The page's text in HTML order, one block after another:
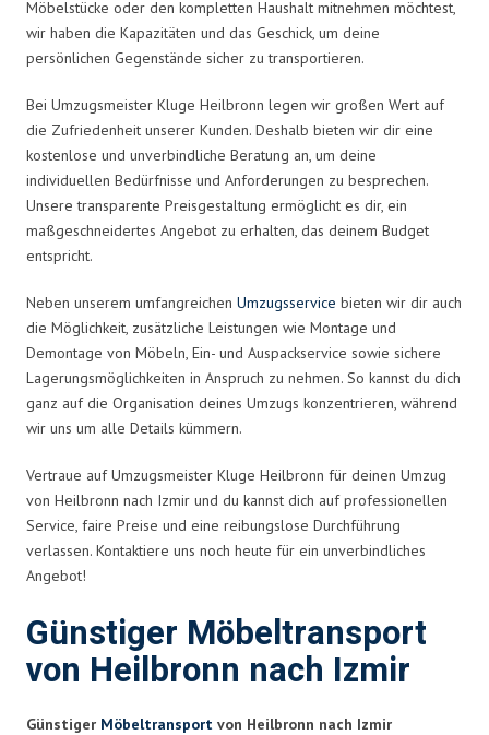
Möbelstücke oder den kompletten Haushalt mitnehmen möchtest,
wir haben die Kapazitäten und das Geschick, um deine
persönlichen Gegenstände sicher zu transportieren.
Bei Umzugsmeister Kluge Heilbronn legen wir großen Wert auf
die Zufriedenheit unserer Kunden. Deshalb bieten wir dir eine
kostenlose und unverbindliche Beratung an, um deine
individuellen Bedürfnisse und Anforderungen zu besprechen.
Unsere transparente Preisgestaltung ermöglicht es dir, ein
maßgeschneidertes Angebot zu erhalten, das deinem Budget
entspricht.
Neben unserem umfangreichen Umzugsservice bieten wir dir auch
die Möglichkeit, zusätzliche Leistungen wie Montage und
Demontage von Möbeln, Ein- und Auspackservice sowie sichere
Lagerungsmöglichkeiten in Anspruch zu nehmen. So kannst du dich
ganz auf die Organisation deines Umzugs konzentrieren, während
wir uns um alle Details kümmern.
Vertraue auf Umzugsmeister Kluge Heilbronn für deinen Umzug
von Heilbronn nach Izmir und du kannst dich auf professionellen
Service, faire Preise und eine reibungslose Durchführung
verlassen. Kontaktiere uns noch heute für ein unverbindliches
Angebot!
Günstiger Möbeltransport
von Heilbronn nach Izmir
Günstiger Möbeltransport von Heilbronn nach Izmir